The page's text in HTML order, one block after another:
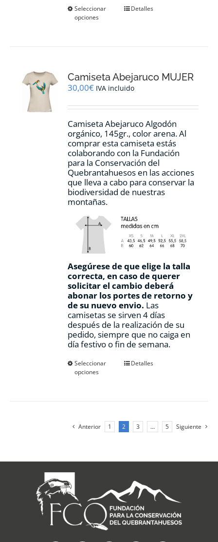
Seleccionar
opciones
Este
se
pueden
en
página
de
producto
Detalles
Camiseta Abejaruco MUJER
30,00€ IVA incluido
Camiseta Abejaruco Algodón
orgánico, 145gr., color arena. Al
comprar esta camiseta estás
colaborando con la Fundación
para la Conservación del
Quebrantahuesos en las acciones
que lleva a cabo para conservar la
biodiversidad de nuestras
montañas.
Asegúrese de que elige la talla
correcta, en caso de querer
solicitar el cambio deberá
abonar los portes de retorno y
de su nuevo envio. Las
camisetas se sirven 4 días
después de la realización de su
pedido, siempre que no caiga en
día festivo o fin de semana.
Seleccionar
opciones
Este
opciones
se
en
página
de
producto
Detalles
Anterior 1 2 3 … 5 Siguiente